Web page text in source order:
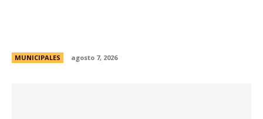
MUNICIPALES agosto 7, 2026